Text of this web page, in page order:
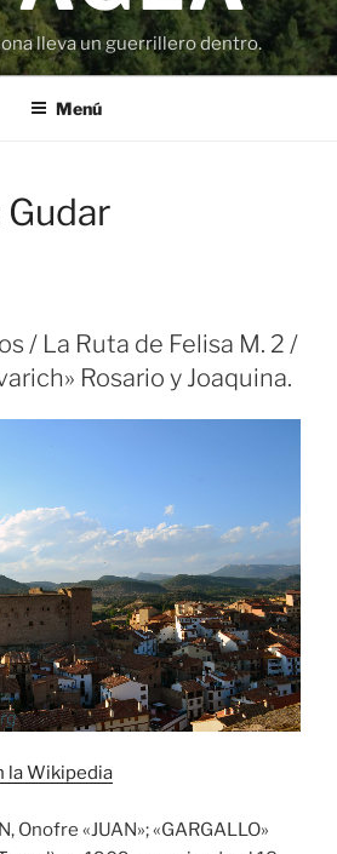
lleva un guerrillero dentro.
Menú
Gudar
/ La Ruta de Felisa M. 2 /
Rosario y Joaquina.
la Wikipedia
Onofre «JUAN»; «GARGALLO»